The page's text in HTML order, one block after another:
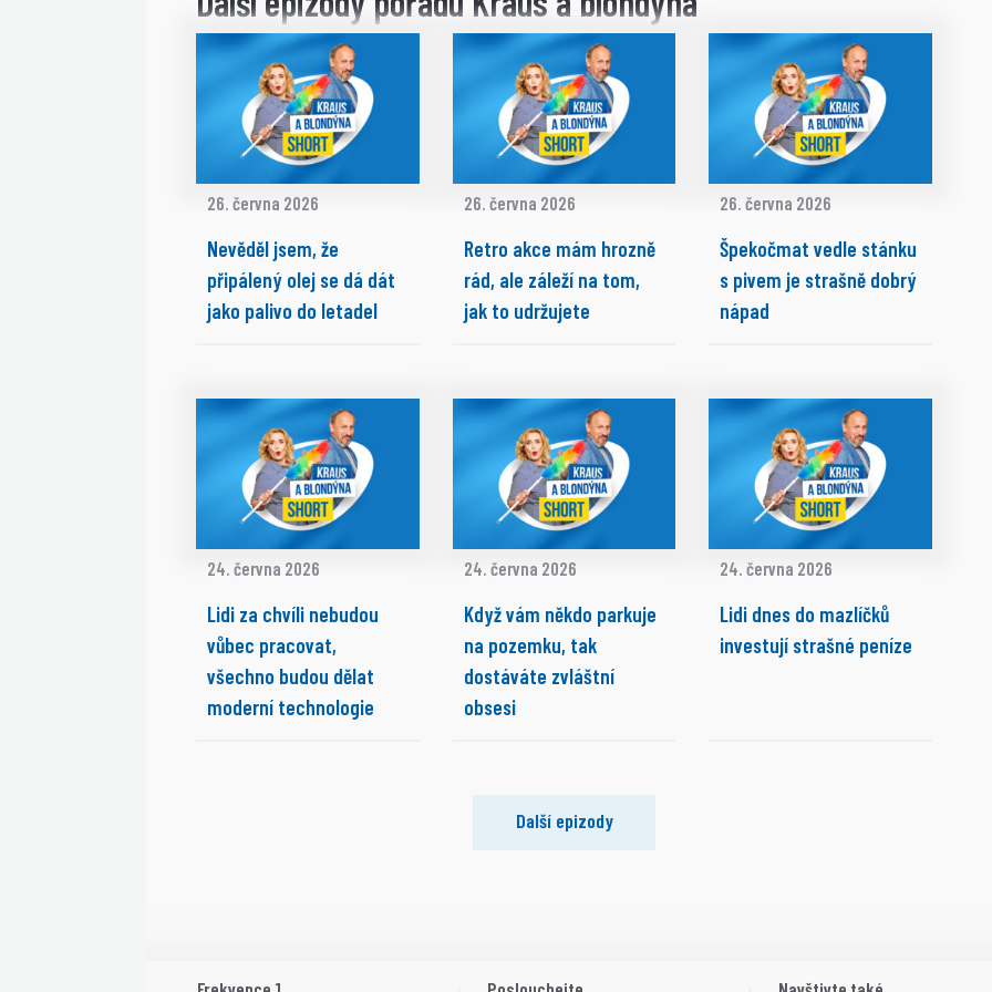
26. června 2026
Nevěděl jsem, že
připálený olej se dá dát
jako palivo do letadel
26. června 2026
Retro akce mám hrozně
rád, ale záleží na tom,
jak to udržujete
26. června 2026
Špekočmat vedle stánku
s pivem je strašně dobrý
nápad
24. června 2026
Lidi za chvíli nebudou
vůbec pracovat,
všechno budou dělat
moderní technologie
24. června 2026
Když vám někdo parkuje
na pozemku, tak
dostáváte zvláštní
obsesi
24. června 2026
Lidi dnes do mazlíčků
investují strašné peníze
Další epizody